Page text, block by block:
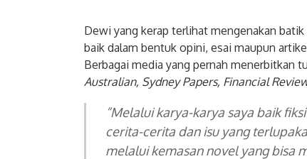
Dewi yang kerap terlihat mengenakan
baik dalam bentuk opini, esai maupun
Berbagai media yang pernah menerbitkan
Australian, Sydney Papers, Financial
“Melalui karya-karya saya baik
cerita-cerita dan isu yang
melalui kemasan novel yang bisa